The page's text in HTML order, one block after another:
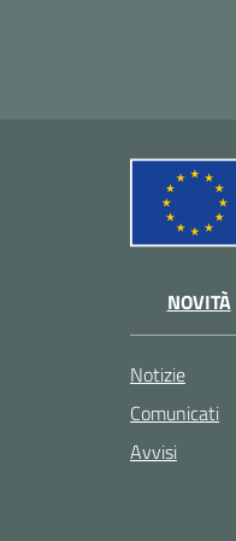
NOVITÀ
Notizie
Comunicati
Avvisi